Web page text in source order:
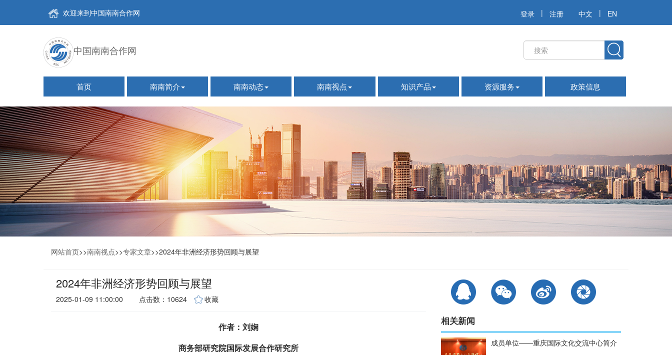
欢迎来到中国南南合作网 登录 | 注册 中文 | EN
中国南南合作网
首页 南南简介 南南动态 南南视点 知识产品 资源服务 政策信息
网站首页>>南南视点>>专家文章>>2024年非洲经济形势回顾与展望
2024年非洲经济形势回顾与展望
2025-01-09 11:00:00 点击数：10624 收藏
作者：刘娴
商务部研究院国际发展合作研究所
相关新闻
成员单位——重庆国际文化交流中心简介